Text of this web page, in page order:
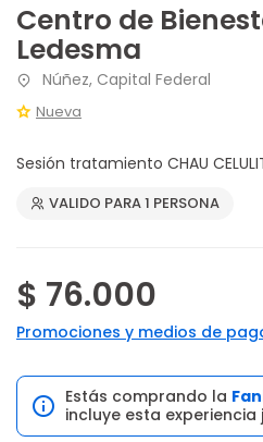
Centro de
Ledesma
Núñez, Capital Federal
Nueva
Sesión tratamiento CHAU
VALIDO PARA 1 PERSONA
$ 76.000
Promociones y medios de
Estás comprando la
incluye esta